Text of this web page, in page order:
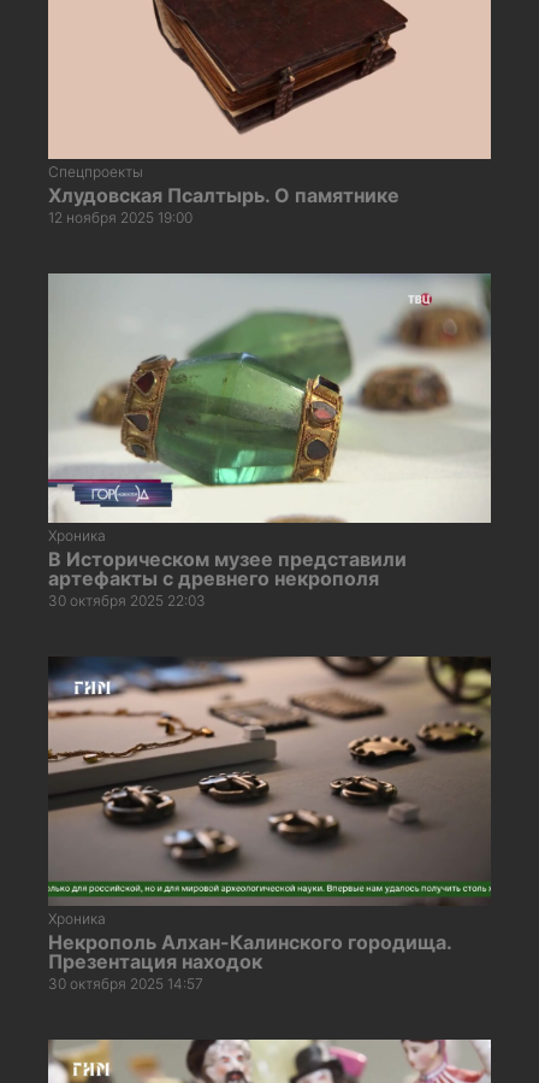
Спецпроекты
Хлудовская Псалтырь. О памятнике
12 ноября 2025 19:00
Хроника
В Историческом музее представили
артефакты с древнего некрополя
30 октября 2025 22:03
Хроника
Некрополь Алхан-Калинского городища.
Презентация находок
30 октября 2025 14:57